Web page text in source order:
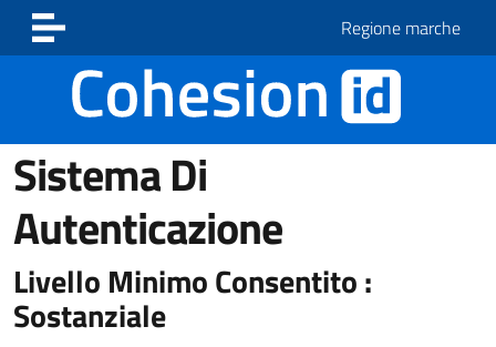
Vai ai contenuti
Vai al footer
Regione marche
Sistema Di
Autenticazione
Livello Minimo Consentito :
Sostanziale